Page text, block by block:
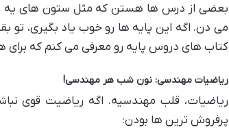
بعضی از درس ها هستن که مثل ستون های یه
می دن. اگه این پایه ها رو خوب یاد بگیری،
کتاب های دروس پایه رو معرفی می کنم که برای
ریاضیات مهندسی: نون شب هر مهندسی!
ریاضیات، قلب مهندسیه. اگه ریاضیت قوی
پرفروش ترین ها بودن: